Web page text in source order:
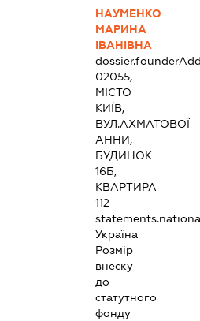
НАУМЕНКО
МАРИНА
ІВАНІВНА
02055,
МІСТО
КИЇВ,
ВУЛ.АХМАТОВОЇ
АННИ,
БУДИНОК
16Б,
КВАРТИРА
112
Україна
Розмір
внеску
до
статутного
фонду